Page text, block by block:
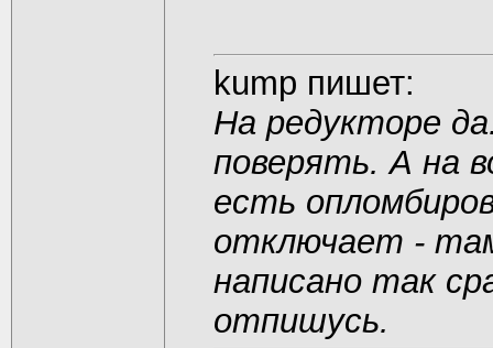
kump пишет:
На редукторе
поверять. А на
есть
отключает -
написано так
отпишусь.